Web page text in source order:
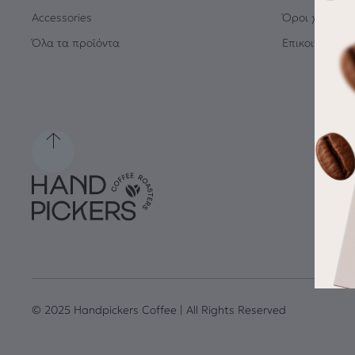
Accessories
Όλα τα προϊόντα
Όροι χρήσης
Επικοινωνία
© 2025 Handpickers Coffee | All Rights Reserved